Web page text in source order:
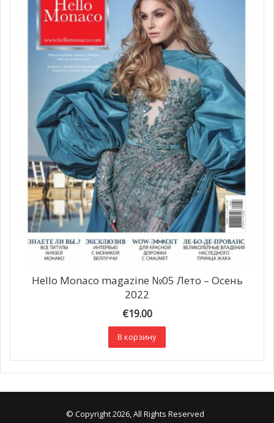
Hello Monaco magazine №05 Лето – Осень
2022
€19.00
В корзину
© Copyright 2026, All Rights Reserved